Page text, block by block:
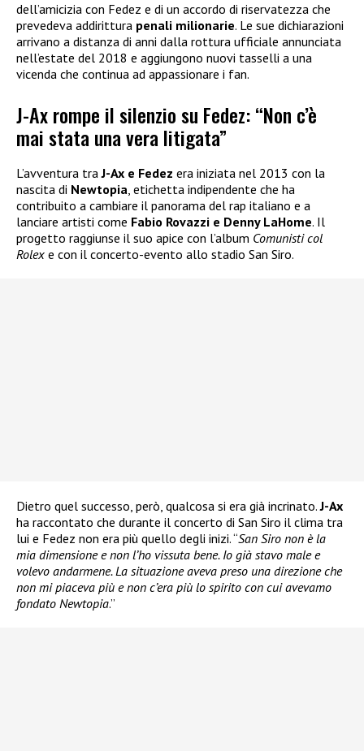
dell’amicizia con Fedez e di un accordo di riservatezza che
prevedeva addirittura penali milionarie. Le sue dichiarazioni
arrivano a distanza di anni dalla rottura ufficiale annunciata
nell’estate del 2018 e aggiungono nuovi tasselli a una
vicenda che continua ad appassionare i fan.
J-Ax rompe il silenzio su Fedez: “Non c’è
mai stata una vera litigata”
L’avventura traJ-Ax e Fedez era iniziata nel 2013 con la
nascita di Newtopia, etichetta indipendente che ha
contribuito a cambiare il panorama del rap italiano e a
lanciare artisti come Fabio Rovazzi e Denny LaHome. Il
progetto raggiunse il suo apice con l’album Comunisti col
Rolex e con il concerto-evento allo stadio San Siro.
Dietro quel successo, però, qualcosa si era già incrinato.J-Ax
ha raccontato che durante il concerto di San Siro il clima tra
lui e Fedez non era più quello degli inizi. “San Siro non è la
mia dimensione e non l’ho vissuta bene. Io già stavo male e
volevo andarmene. La situazione aveva preso una direzione che
non mi piaceva più e non c’era più lo spirito con cui avevamo
fondato Newtopia.”